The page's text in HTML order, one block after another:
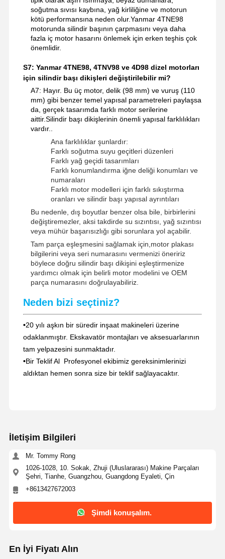
soğutma sıvısı kaybına, yağ kirliliğine ve motorun
kötü performansına neden olur.Yanmar 4TNE98
motorunda silindir başının çarpmasını veya daha
fazla iç motor hasarını önlemek için erken teşhis çok
önemlidir.
S7: Yanmar 4TNE98, 4TNV98 ve 4D98 dizel motorları
için silindir başı dikişleri değiştirilebilir mi?
A7: Hayır. Bu üç motor, delik (98 mm) ve vuruş (110
mm) gibi benzer temel yapısal parametreleri paylaşsa
da, gerçek tasarımda farklı motor serilerine
aittir.Silindir başı dikişlerinin önemli yapısal farklılıkları
vardır..
Ana farklılıklar şunlardır:
Farklı soğutma suyu geçitleri düzenleri
Farklı yağ geçidi tasarımları
Farklı konumlandırma iğne deliği konumları ve
numaraları
Farklı motor modelleri için farklı sıkıştırma
oranları ve silindir başı yapısal ayrıntıları
Bu nedenle, dış boyutlar benzer olsa bile, birbirlerini
değiştiremezler, aksi takdirde su sızıntısı, yağ sızıntısı
veya mühür başarısızlığı gibi sorunlara yol açabilir.
Tam parça eşleşmesini sağlamak için,motor plakası
bilgilerini veya seri numarasını vermenizi öneririz
böylece doğru silindir başı dikişini eşleştirmenize
yardımcı olmak için belirli motor modelini ve OEM
parça numarasını doğrulayabiliriz.
Neden bizi seçtiniz?
•20 yılı aşkın bir süredir inşaat makineleri üzerine
odaklanmıştır. Ekskavatör montajları ve aksesuarlarının
tam yelpazesini sunmaktadır.
•Bir Teklif Al ️ Profesyonel ekibimiz gereksinimlerinizi
aldıktan hemen sonra size bir teklif sağlayacaktır.
İletişim Bilgileri
Mr. Tommy Rong
1026-1028, 10. Sokak, Zhuji (Uluslararası) Makine Parçaları
Şehri, Tianhe, Guangzhou, Guangdong Eyaleti, Çin
+8613427672003
Şimdi konuşalım.
En İyi Fiyatı Alın